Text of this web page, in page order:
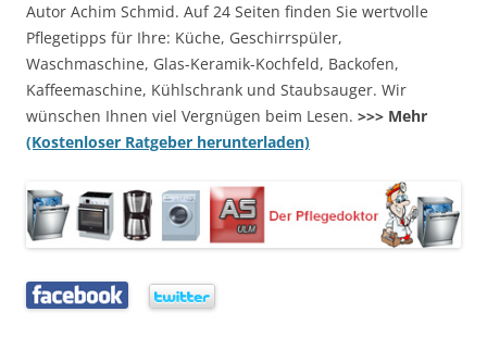
Autor Achim Schmid. Auf 24 Seiten finden Sie wertvolle
Pflegetipps für Ihre: Küche, Geschirrspüler,
Waschmaschine, Glas-Keramik-Kochfeld, Backofen,
Kaffeemaschine, Kühlschrank und Staubsauger. Wir
wünschen Ihnen viel Vergnügen beim Lesen. >>> Mehr
(Kostenloser Ratgeber herunterladen)